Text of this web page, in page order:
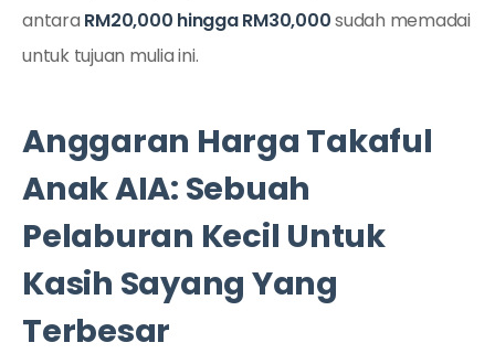
antara RM20,000 hingga RM30,000sudah memadai
untuk tujuan mulia ini.
Anggaran Harga Takaful
Anak AIA: Sebuah
Pelaburan Kecil Untuk
Kasih Sayang Yang
Terbesar